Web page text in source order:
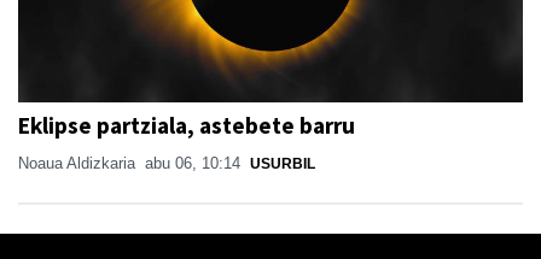
Eklipse partziala, astebete barru
Noaua Aldizkaria abu 06, 10:14 USURBIL